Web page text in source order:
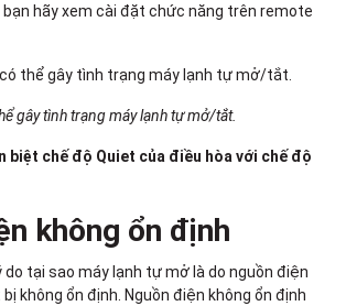
bạn hãy xem cài đặt chức năng trên remote
gây tình trạng máy lạnh tự mở/tắt.
biệt chế độ Quiet của điều hòa với chế độ
không ổn định
do tại sao máy lạnh tự mở là do nguồn điện
không ổn định. Nguồn điện không ổn định